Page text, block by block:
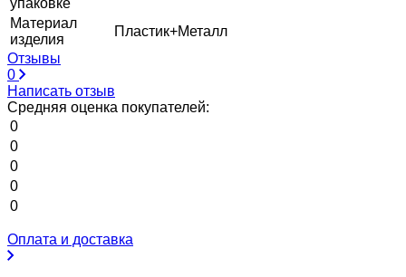
Материал
изделия
Пластик+Металл
Отзывы
0
Написать отзыв
Средняя оценка покупателей:
0
0
0
0
0
Оплата и доставка